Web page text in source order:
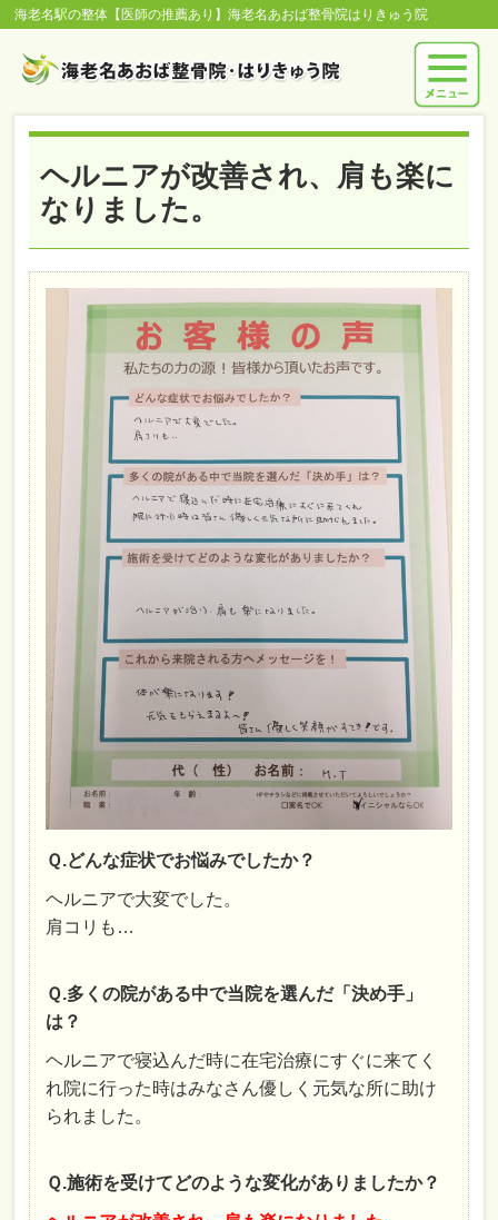
海老名駅の整体【医師の推薦あり】海老名あおば整骨院はりきゅう院
ヘルニアが改善され、肩も楽に
なりました。
Ｑ.どんな症状でお悩みでしたか？
ヘルニアで大変でした。
肩コリも…
Ｑ.多くの院がある中で当院を選んだ「決め手」
は？
ヘルニアで寝込んだ時に在宅治療にすぐに来てく
れ院に行った時はみなさん優しく元気な所に助け
られました。
Ｑ.施術を受けてどのような変化がありましたか？